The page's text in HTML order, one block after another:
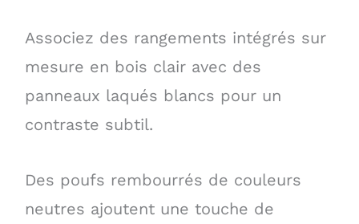
Associez des rangements intégrés sur
mesure en bois clair avec des
panneaux laqués blancs pour un
contraste subtil.
Des poufs rembourrés de couleurs
neutres ajoutent une touche de